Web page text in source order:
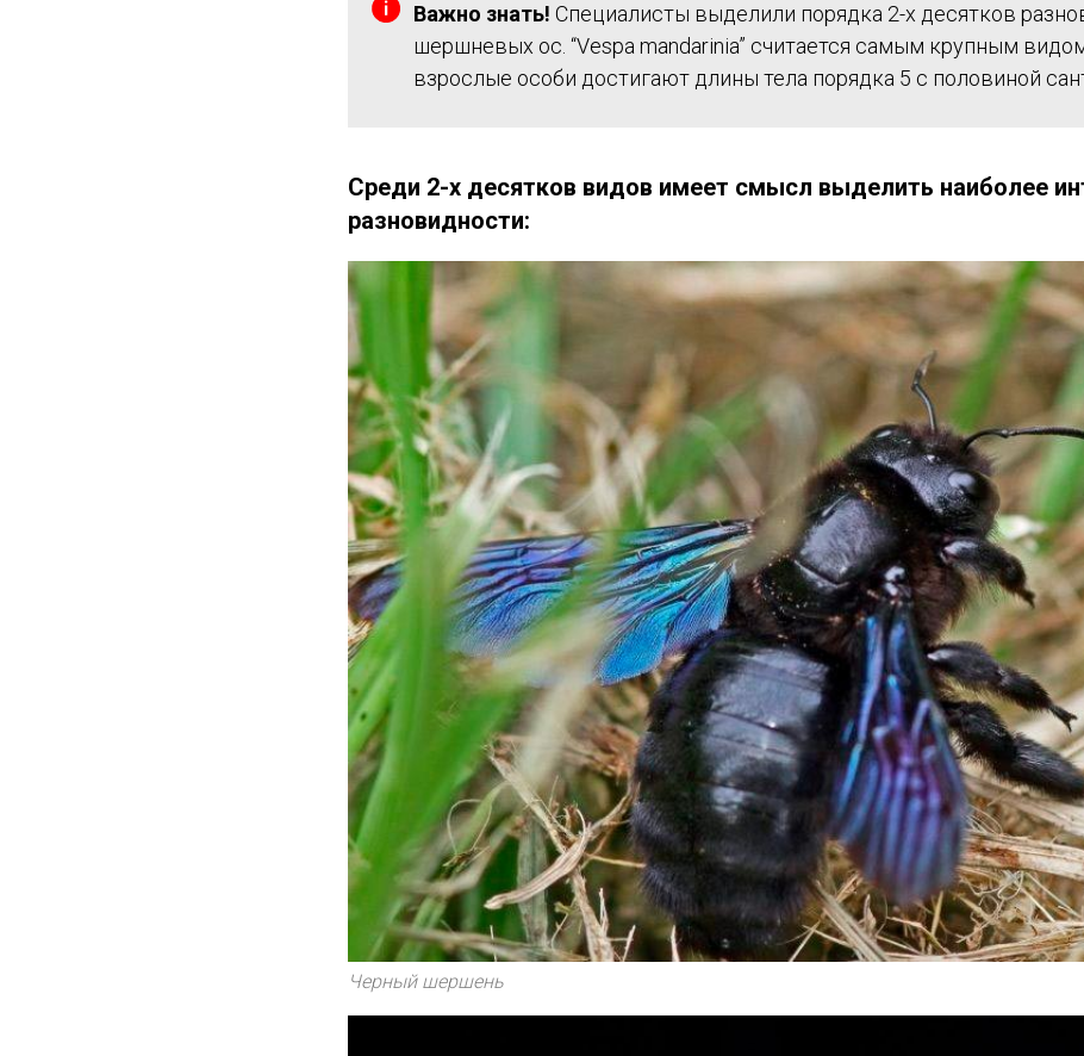
Важно знать! Специалисты выделили порядка 2-х десятков
шершневых ос. “Vespa mandarinia” считается самым крупным
взрослые особи достигают длины тела порядка 5 с половиной
Среди 2-х десятков видов имеет смысл выделить наиболее
разновидности:
Черный шершень